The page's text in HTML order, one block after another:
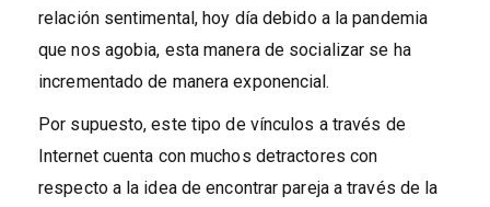
relación sentimental, hoy día debido a la pandemia
que nos agobia, esta manera de socializar se ha
incrementado de manera exponencial.
Por supuesto, este tipo de vínculos a través de
Internet cuenta con muchos detractores con
respecto a la idea de encontrar pareja a través de la